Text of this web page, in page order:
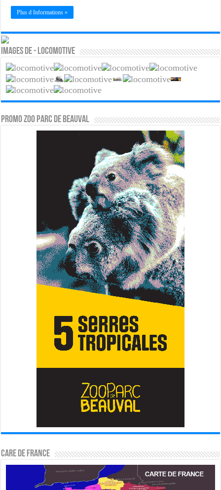
Plus d Informations »
Images de - Locomotive
PROMO ZOO PARC DE BEAUVAL
CARE DE FRANCE